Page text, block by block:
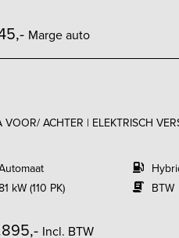
Marge auto
ACHTER | ELEKTRISCH
kW (110 PK)
BTW
Incl. BTW